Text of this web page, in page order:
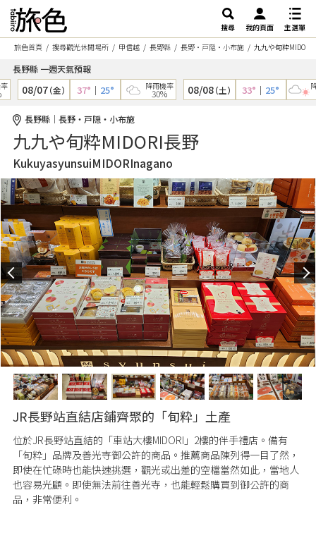
搜尋 我的頁面
主選單
旅色首頁
搜尋觀光休閒場所 甲信越 長野縣 長野・戸隠・小布施 九九や旬粋MIDORI
長野縣 一週天氣預報
08/07（金） 37°｜ 25° 降雨機率
30% 08/08（土） 33°｜ 25°
長野縣｜長野・戸隠・小布施
九九や旬粋MIDORI長野
KukuyasyunsuiMIDORInagano
JR長野站直結店鋪齊聚的「旬粋」土產
位於JR長野站直結的「車站大樓MIDORI」2樓的伴手禮店。備有
「旬粋」品牌及善光寺御公許的商品。推薦商品陳列得一目了然，
即使在忙碌時也能快速挑選，觀光或出差的空檔當然如此，當地人
也容易光顧。即使無法前往善光寺，也能輕鬆購買到御公許的商
品，非常便利。